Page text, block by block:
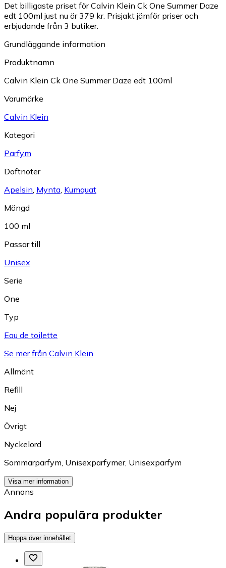
Det billigaste priset för Calvin Klein Ck One Summer Daze
edt 100ml just nu är 379 kr. Prisjakt jämför priser och
erbjudande från 3 butiker.
Grundläggande information
Produktnamn
Calvin Klein Ck One Summer Daze edt 100ml
Varumärke
Calvin Klein
Kategori
Parfym
Doftnoter
Apelsin, Mynta, Kumquat
Mängd
100 ml
Passar till
Unisex
Serie
One
Typ
Eau de toilette
Se mer från Calvin Klein
Allmänt
Refill
Nej
Övrigt
Nyckelord
Sommarparfym, Unisexparfymer, Unisexparfym
Visa mer information
Annons
Andra populära produkter
Hoppa över innehållet